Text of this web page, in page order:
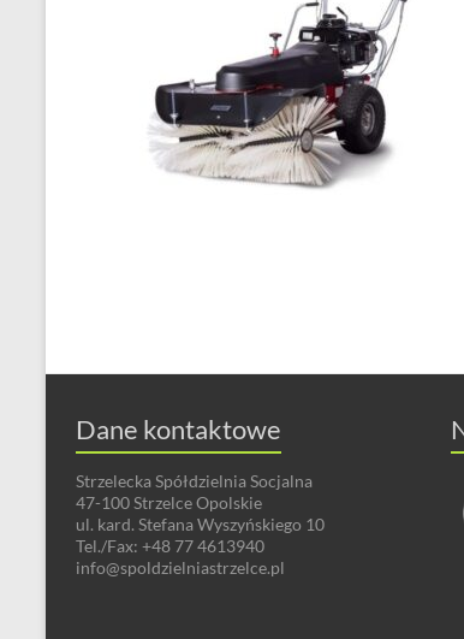
Dane kontaktowe
Strzelecka Spółdzielnia Socjalna
47-100 Strzelce Opolskie
ul. kard. Stefana Wyszyńskiego 10
Tel./Fax: +48 77 4613940
info@spoldzielniastrzelce.pl